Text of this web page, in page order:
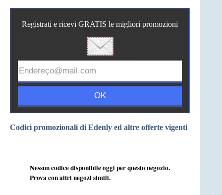
Registrati e ricevi GRATIS le migliori promozioni
Codici promozionali di Edenly ed altre offerte vigenti
Nessun codice disponibile oggi per questo negozio.
Prova con altri negozi simili.